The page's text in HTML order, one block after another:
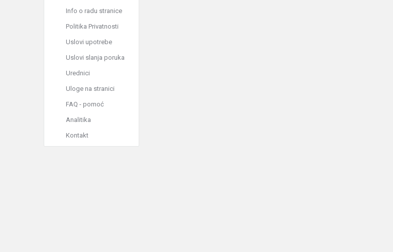
Info o radu stranice
Politika Privatnosti
Uslovi upotrebe
Uslovi slanja poruka
Urednici
Uloge na stranici
FAQ - pomoć
Analitika
Kontakt